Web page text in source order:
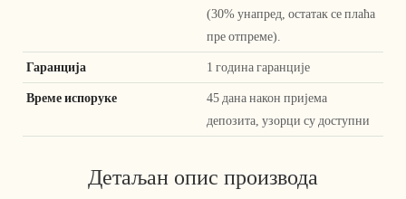
(30% унапред, остатак се плаћа
пре отпреме).
Гаранција 1 година гаранције
Време испоруке
45 дана након пријема
депозита, узорци су доступни
Детаљан опис производа